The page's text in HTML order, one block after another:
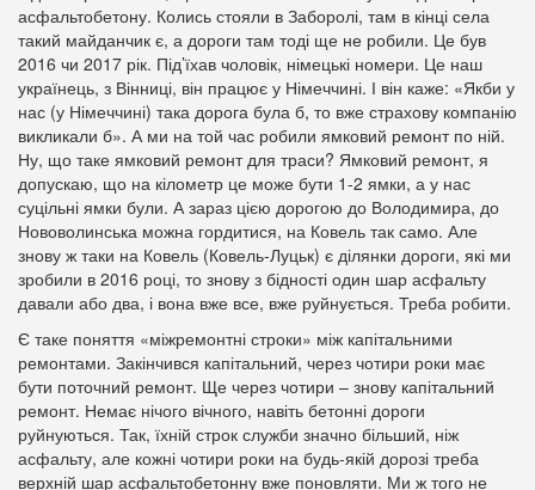
асфальтобетону. Колись стояли в Заборолі, там в кінці села
такий майданчик є, а дороги там тоді ще не робили. Це був
2016 чи 2017 рік. Під’їхав чоловік, німецькі номери. Це наш
українець, з Вінниці, він працює у Німеччині. І він каже: «Якби у
нас (у Німеччині) така дорога була б, то вже страхову компанію
викликали б». А ми на той час робили ямковий ремонт по ній.
Ну, що таке ямковий ремонт для траси? Ямковий ремонт, я
допускаю, що на кілометр це може бути 1-2 ямки, а у нас
суцільні ямки були. А зараз цією дорогою до Володимира, до
Нововолинська можна гордитися, на Ковель так само. Але
знову ж таки на Ковель (Ковель-Луцьк) є ділянки дороги, які ми
зробили в 2016 році, то знову з бідності один шар асфальту
давали або два, і вона вже все, вже руйнується. Треба робити.
Є таке поняття «міжремонтні строки» між капітальними
ремонтами. Закінчився капітальний, через чотири роки має
бути поточний ремонт. Ще через чотири – знову капітальний
ремонт. Немає нічого вічного, навіть бетонні дороги
руйнуються. Так, їхній строк служби значно більший, ніж
асфальту, але кожні чотири роки на будь-якій дорозі треба
верхній шар асфальтобетонну вже поновляти. Ми ж того не